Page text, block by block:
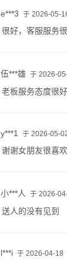
e***3 于 2026-05-
很好，客服服务
伍***雄 于 2026-
老板服务态度很
y***1 于 2026-05-
谢谢女朋友很喜欢
小***人 于 2026-
送人的没有见到
l***i 于 2026-04-18